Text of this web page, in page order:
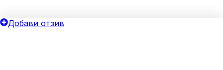
Добави отзив